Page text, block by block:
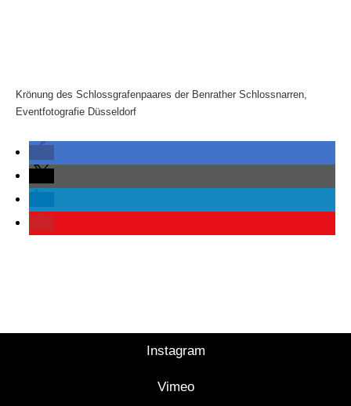
Krönung des Schlossgrafenpaares der Benrather Schlossnarren,
Eventfotografie Düsseldorf
Instagram
Vimeo